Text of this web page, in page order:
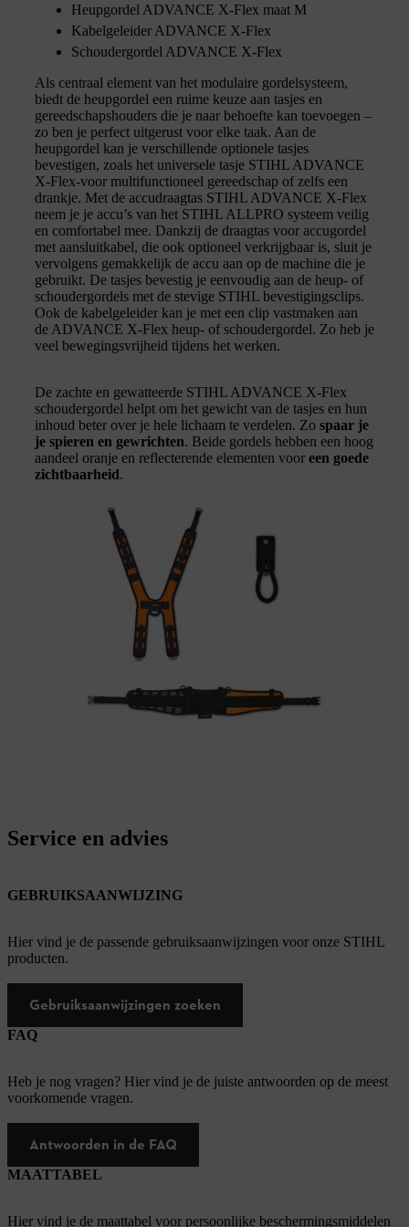
Heupgordel ADVANCE X-Flex maat M
Kabelgeleider ADVANCE X-Flex
Schoudergordel ADVANCE X-Flex
Als centraal element van het modulaire gordelsysteem,
biedt de heupgordel een ruime keuze aan tasjes en
gereedschapshouders die je naar behoefte kan toevoegen –
zo ben je perfect uitgerust voor elke taak. Aan de
heupgordel kan je verschillende optionele tasjes
bevestigen, zoals het universele tasje STIHL ADVANCE
X-Flex-voor multifunctioneel gereedschap of zelfs een
drankje. Met de accudraagtas STIHL ADVANCE X-Flex
neem je je accu’s van het STIHL ALLPRO systeem veilig
en comfortabel mee. Dankzij de draagtas voor accugordel
met aansluitkabel, die ook optioneel verkrijgbaar is, sluit je
vervolgens gemakkelijk de accu aan op de machine die je
gebruikt. De tasjes bevestig je eenvoudig aan de heup- of
schoudergordels met de stevige STIHL bevestigingsclips.
Ook de kabelgeleider kan je met een clip vastmaken aan
de ADVANCE X-Flex heup- of schoudergordel. Zo heb je
veel bewegingsvrijheid tijdens het werken.
De zachte en gewatteerde STIHL ADVANCE X-Flex
schoudergordel helpt om het gewicht van de tasjes en hun
inhoud beter over je hele lichaam te verdelen. Zo spaar je
je spieren en gewrichten. Beide gordels hebben een hoog
aandeel oranje en reflecterende elementen voor een goede
zichtbaarheid.
Service en advies
GEBRUIKSAANWIJZING
Hier vind je de passende gebruiksaanwijzingen voor onze STIHL
producten.
Gebruiksaanwijzingen zoeken
FAQ
Heb je nog vragen? Hier vind je de juiste antwoorden op de meest
voorkomende vragen.
Antwoorden in de FAQ
MAATTABEL
Hier vind je de maattabel voor persoonlijke beschermingsmiddelen